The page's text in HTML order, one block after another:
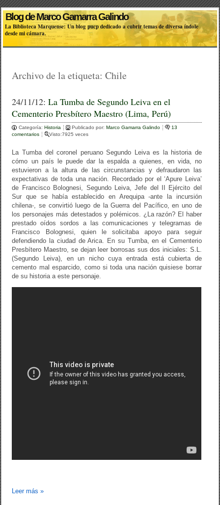
Blog de Marco Gamarra Galindo
La Biblioteca Marquense: Un blog pucp dedicado a cubrir temas de diversa índole
desde mi cámara.
Archivo de la etiqueta:Chile
24/11/12:La Tumba de Segundo Leiva en el
Cementerio Presbítero Maestro (Lima, Perú)
Categoría:Historia Publicado por:Marco Gamarra Galindo
13
comentarios
Visto:7925 veces
La Tumba del coronel peruano Segundo Leiva es la historia de
cómo un país le puede dar la espalda a quienes, en vida, no
estuvieron a la altura de las circunstancias y defraudaron las
expectativas de toda una nación. Recordado por el ‘Apure Leiva’
de Francisco Bolognesi, Segundo Leiva, Jefe del II Ejército del
Sur que se había establecido en Arequipa -ante la incursión
chilena-, se convirtió luego de la Guerra del Pacífico, en uno de
los personajes más detestados y polémicos. ¿La razón? El haber
prestado oídos sordos a las comunicaciones y telegramas de
Francisco Bolognesi, quien le solicitaba apoyo para seguir
defendiendo la ciudad de Arica. En su Tumba, en el Cementerio
Presbítero Maestro, se dejan leer borrosas sus dos iniciales: S.L.
(Segundo Leiva), en un nicho cuya entrada está cubierta de
cemento mal esparcido, como si toda una nación quisiese borrar
de su historia a este personaje.
Leer más»